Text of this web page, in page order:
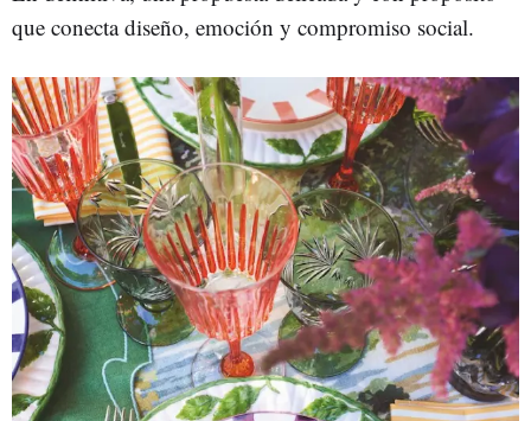
que conecta diseño, emoción y compromiso social.